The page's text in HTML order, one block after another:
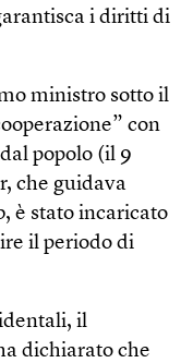
i diritti di
ministro sotto il
con
popolo (il 9
che guidava
è stato incaricato
il periodo di
il
dichiarato che